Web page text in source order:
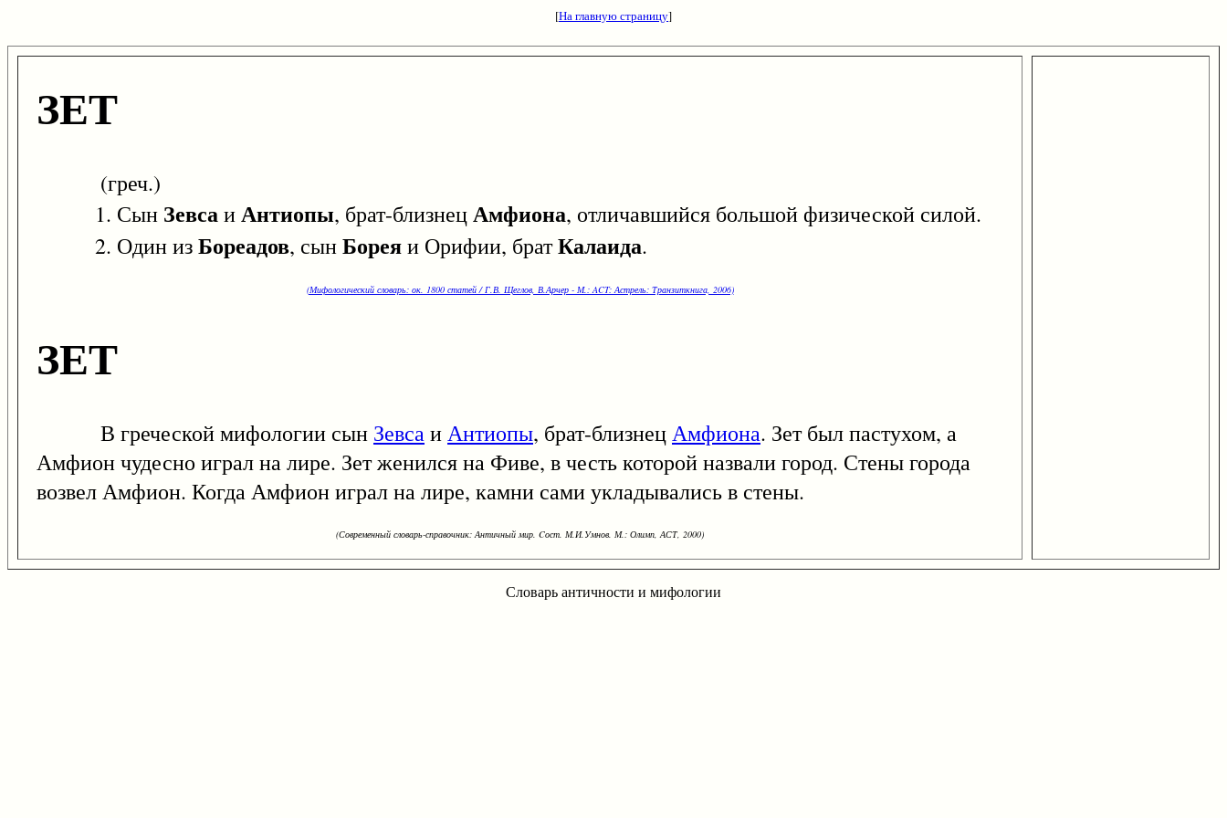
[На главную страницу]
ЗЕТ
(греч.)
1. Сын ЗевсаиАнтиопы, брат-близнецАмфиона, отличавшийся большой физической силой.
2. Один изБореадов, сынБореяи Орифии, братКалаида.
(Мифологический словарь: ок. 1800 статей / Г.В. Щеглов, В.Арчер - М.: ACT: Астрель: Транзиткнига, 2006)
ЗЕТ
В греческой мифологии сын ЗевсаиАнтиопы, брат-близнецАмфиона. Зет был пастухом, а
Амфион чудесно играл на лире. Зет женился на Фиве, в честь которой назвали город. Стены города
возвел Амфион. Когда Амфион играл на лире, камни сами укладывались в стены.
(Современный словарь-справочник: Античный мир. Cост. М.И.Умнов. М.: Олимп, АСТ, 2000)
Словарь античности и мифологии